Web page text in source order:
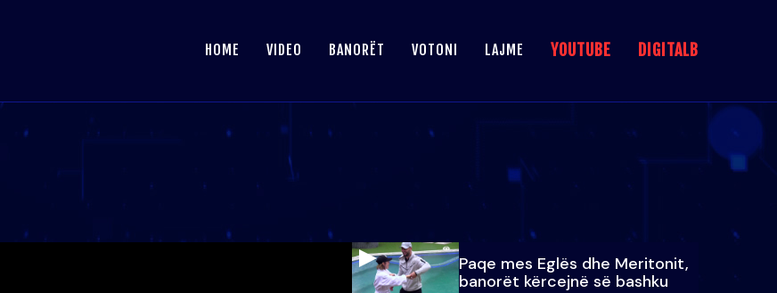
HOME VIDEO BANORËT VOTONI LAJME YOUTUBE DIGITALB
Paqe mes Eglës dhe Meritonit,
banorët kërcejnë së bashku